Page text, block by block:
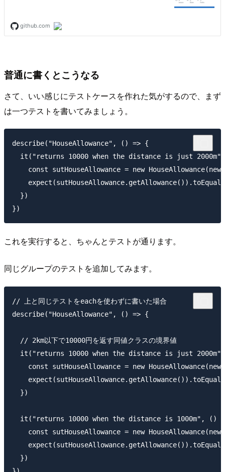
普通に書くとこうなる
さて、いい感じにテストケースを作れた気がするので、まず
は一つテストを書いてみましょう。
describe("HouseAllowance", () => {
it("returns 10000 when the distance is just
const sutHouseAllowance = new HouseAllowance(new
  })
これを実行すると、ちゃんとテストが通ります。
同じグループのテストを追加してみます。
// 上と同じテストをeachを使わずに書いた場合
describe("HouseAllowance", () => {
  // 2km以下で10000円を返す同値クラスの境界値
it("returns 10000 when the distance is just
const sutHouseAllowance = new HouseAllowance(new
  })
it("returns 10000 when the distance is 1000m", ()
const sutHouseAllowance = new HouseAllowance(new
  })